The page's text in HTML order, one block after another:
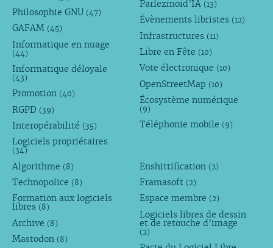
Philosophie GNU (47)
GAFAM (45)
Informatique en nuage
(44)
Informatique déloyale
(43)
Promotion (40)
RGPD (39)
Interopérabilité (35)
Logiciels propriétaires
(34)
Parlezmoid’IA (13)
Évènements libristes (12)
Infrastructures (11)
Libre en Fête (10)
Vote électronique (10)
OpenStreetMap (10)
Écosystème numérique
(9)
Téléphonie mobile (9)
Algorithme (8)
Technopolice (8)
Formation aux logiciels
libres (8)
Archive (8)
Mastodon (8)
Enshittification (2)
Framasoft (2)
Espace membre (2)
Logiciels libres de dessin
et de retouche d’image
(2)